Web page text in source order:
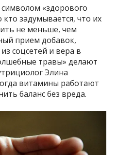
«здорового
задумывается, что их
не меньше, чем
прием добавок,
соцсетей и вера в
травы» делают
Элина
витамины работают
баланс без вреда.